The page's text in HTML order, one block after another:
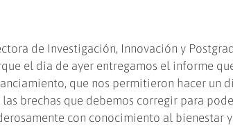
de Investigación, Innovación y
el día de ayer entregamos el informe
que nos permitieron hacer un
brechas que debemos corregir para
con conocimiento al bienestar